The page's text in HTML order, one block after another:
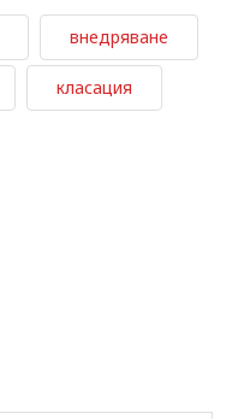
внедряване
класация